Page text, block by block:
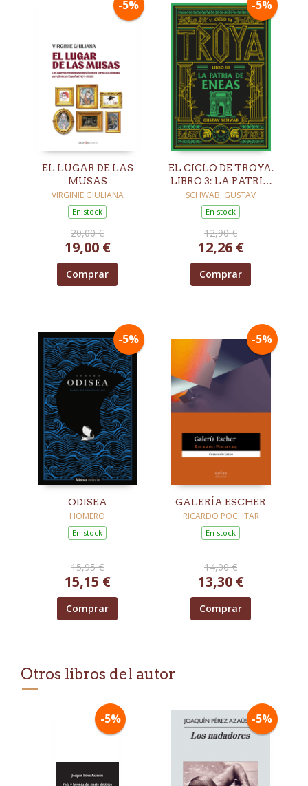
-5%
EL LUGAR DE LAS
MUSAS
VIRGINIE GIULIANA
En stock
20,00 €
19,00 €
Comprar
-5%
EL CICLO DE TROYA.
LIBRO 3: LA PATRIA
DE ENEAS
SCHWAB, GUSTAV
En stock
12,90 €
12,26 €
Comprar
-5%
ODISEA
HOMERO
En stock
15,95 €
15,15 €
Comprar
-5%
GALERÍA ESCHER
RICARDO POCHTAR
En stock
14,00 €
13,30 €
Comprar
Otros libros del autor
-5% -5%